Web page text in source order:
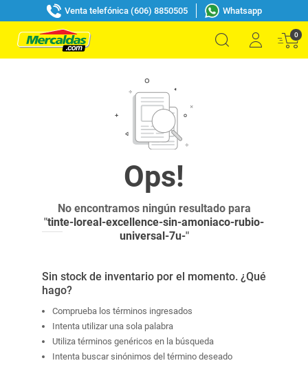
Venta telefónica (606) 8850505 Whatsapp
0
No encontramos ningún resultado para
"tinte-loreal-excellence-sin-amoniaco-rubio-
universal-7u-"
Sin stock de inventario por el momento. ¿Qué
hago?
Comprueba los términos ingresados
Intenta utilizar una sola palabra
Utiliza términos genéricos en la búsqueda
Intenta buscar sinónimos del término deseado